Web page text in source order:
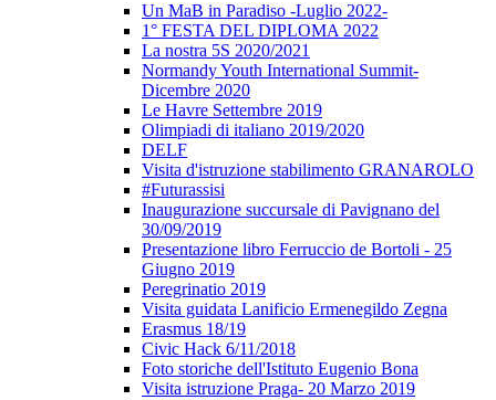
Un MaB in Paradiso -Luglio 2022-
1° FESTA DEL DIPLOMA 2022
La nostra 5S 2020/2021
Normandy Youth International Summit-
Dicembre 2020
Le Havre Settembre 2019
Olimpiadi di italiano 2019/2020
DELF
Visita d'istruzione stabilimento GRANAROLO
#Futurassisi
Inaugurazione succursale di Pavignano del
30/09/2019
Presentazione libro Ferruccio de Bortoli - 25
Giugno 2019
Peregrinatio 2019
Visita guidata Lanificio Ermenegildo Zegna
Erasmus 18/19
Civic Hack 6/11/2018
Foto storiche dell'Istituto Eugenio Bona
Visita istruzione Praga- 20 Marzo 2019